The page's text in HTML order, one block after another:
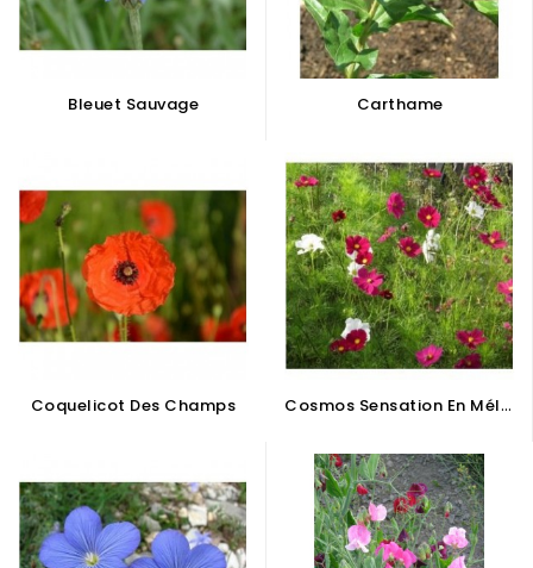
Bleuet Sauvage Carthame
Coquelicot Des Champs C
Osmos Sensation En Mélange